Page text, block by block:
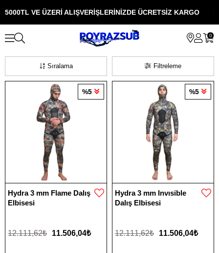
VE ÜZERİ ALIŞVERİŞLERİNİZDE ÜCRETSİZ KARGO
0
Filtreleme
Sıralama
Hydra 3 mm Flame Dalış
Elbisesi
11.506,04₺
12.111,62₺
%5
Hydra 3 mm Invısible
Dalış Elbisesi
11.506,04₺
12.111,62₺
%5